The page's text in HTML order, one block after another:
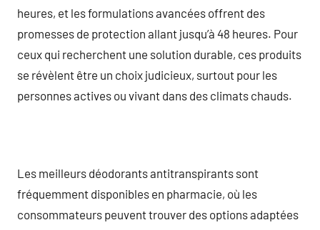
heures, et les formulations avancées offrent des
promesses de protection allant jusqu’à 48 heures. Pour
ceux qui recherchent une solution durable, ces produits
se révèlent être un choix judicieux, surtout pour les
personnes actives ou vivant dans des climats chauds.
Les meilleurs déodorants antitranspirants sont
fréquemment disponibles en pharmacie, où les
consommateurs peuvent trouver des options adaptées